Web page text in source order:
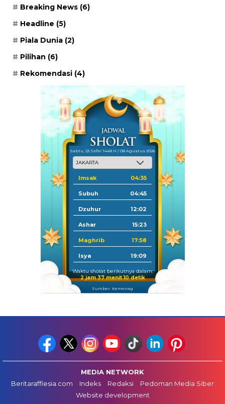
Breaking News (6)
Headline (5)
Piala Dunia (2)
Pilihan (6)
Rekomendasi (4)
Sabtu, 23 Safar 1448 H / 08 Agustus 2026
Imsak 04:35
Subuh 04:45
Dzuhur 12:02
Ashar 15:23
Maghrib 17:58
Isya 19:09
Waktu sholat berikutnya dalam:
2 jam 37 menit 9 detik
Sumber: Kemenag
MEDIA NETWORK
Beritarafflesia.com
Indeks Redaksi
Pedoman Media Siber
Website development